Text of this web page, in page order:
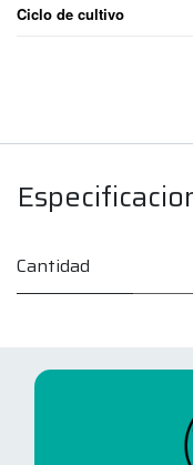
Ciclo de cultivo
Cantidad